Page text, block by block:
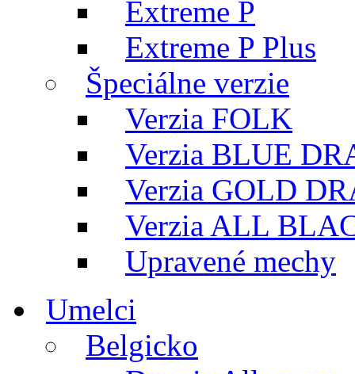
Extreme P
Extreme P Plus
Špeciálne verzie
Verzia FOLK
Verzia BLUE
Verzia GOLD
Verzia ALL
Upravené mechy
Umelci
Belgicko